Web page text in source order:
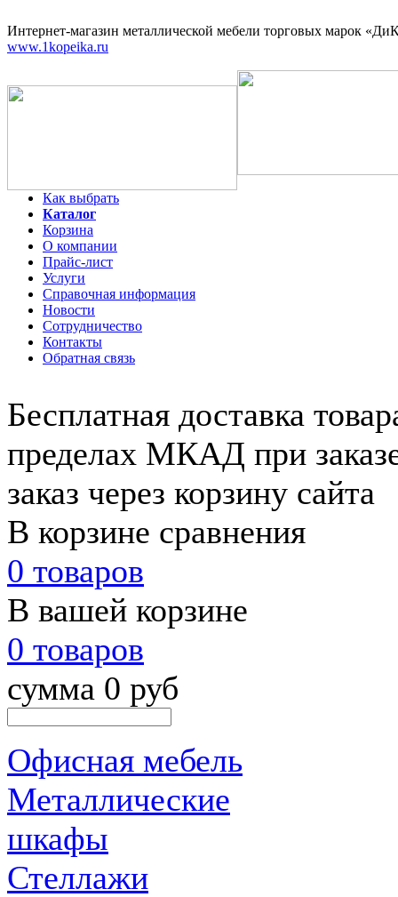
Интернет-магазин металлической мебели торговых марок
www.1kopeika.ru
Как выбрать
Каталог
Корзина
О компании
Прайс-лист
Услуги
Справочная информация
Новости
Сотрудничество
Контакты
Обратная связь
Бесплатная доставка
пределах МКАД при
заказ через корзину сайта
В корзине сравнения
0 товаров
В вашей корзине
0 товаров
сумма 0 руб
Офисная мебель
Металлические
шкафы
Стеллажи